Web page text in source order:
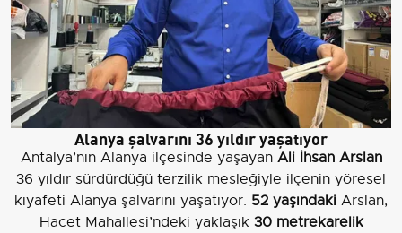
Alanya şalvarını 36 yıldır yaşatıyor
Antalya’nın Alanya ilçesinde yaşayan Ali İhsan Arslan
36 yıldır sürdürdüğü terzilik mesleğiyle ilçenin yöresel
kıyafeti Alanya şalvarını yaşatıyor. 52 yaşındaki Arslan,
Hacet Mahallesi’ndeki yaklaşık 30 metrekarelik